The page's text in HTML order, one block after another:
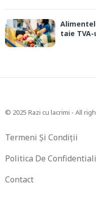
taie
© 2025 Razi cu lacrimi - All
Termeni Și Condiții
Politica De
Contact